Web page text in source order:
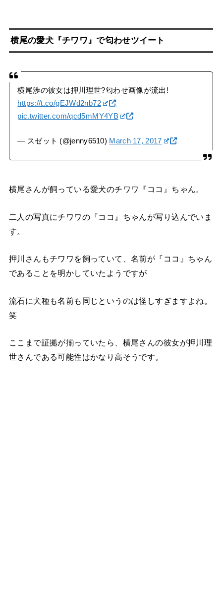
横尾の愛犬『チワワ』で匂わせツイート
横尾渉の彼女は押川理世?匂わせ画像が流出!
https://t.co/gEJWd2nb72
pic.twitter.com/qcd5mMY4YB
— スゼット (@jenny6510) March 17, 2017
横尾さんが飼っている愛犬のチワワ『ココ』ちゃん。
二人の写真にチワワの『ココ』ちゃんが写り込んでいま
す。
押川さんもチワワを飼っていて、名前が『ココ』ちゃん
であることを明かしていたようですが
流石に犬種も名前も同じというのは怪しすぎますよね。
笑
ここまで証拠が揃っていたら、横尾さんの彼女が押川理
世さんである可能性はかなり高そうです。